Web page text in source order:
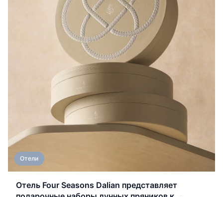
Отели
Отель Four Seasons Dalian представляет